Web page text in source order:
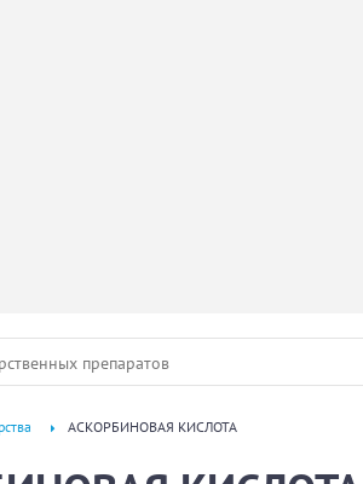
АСКОРБИНОВАЯ КИСЛОТА